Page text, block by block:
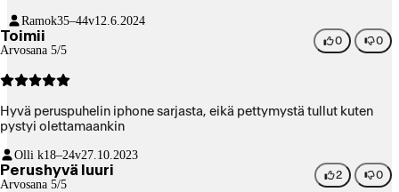
Ramok35–44v12.6.2024
Toimii
Arvosana 5/5
0 0
Hyvä peruspuhelin iphone sarjasta, eikä pettymystä tullut kuten
pystyi olettamaankin
Olli k18–24v27.10.2023
Perushyvä luuri
Arvosana 5/5
2 0